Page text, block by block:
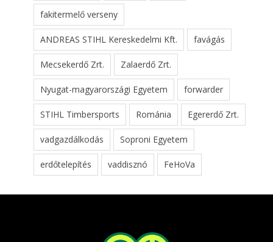
fakitermelő verseny
ANDREAS STIHL Kereskedelmi Kft. favágás
Mecsekerdő Zrt. Zalaerdő Zrt.
Nyugat-magyarországi Egyetem forwarder
STIHL Timbersports Románia Egererdő Zrt.
vadgazdálkodás Soproni Egyetem
erdőtelepítés vaddisznó FeHoVa